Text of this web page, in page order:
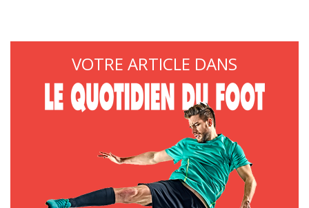
VOTRE ARTICLE DANS